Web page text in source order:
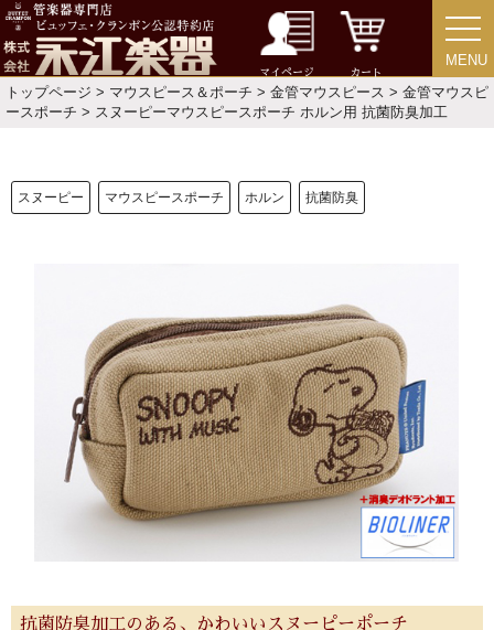
マイページ カート
MENU
MENU
トップページ > マウスピース＆ポーチ > 金管マウスピース > 金管マウスピ
ースポーチ > スヌーピーマウスピースポーチ ホルン用 抗菌防臭加工
スヌーピー マウスピースポーチ ホルン 抗菌防臭
抗菌防臭加工のある、かわいいスヌーピーポーチ
選定者のご紹介
新規会員登録 ログイン・マイページ
ご利用ガイド サポート・保証